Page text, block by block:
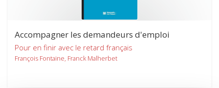
Accompagner les demandeurs d'emploi
Pour en finir avec le retard français
François Fontaine, Franck Malherbet